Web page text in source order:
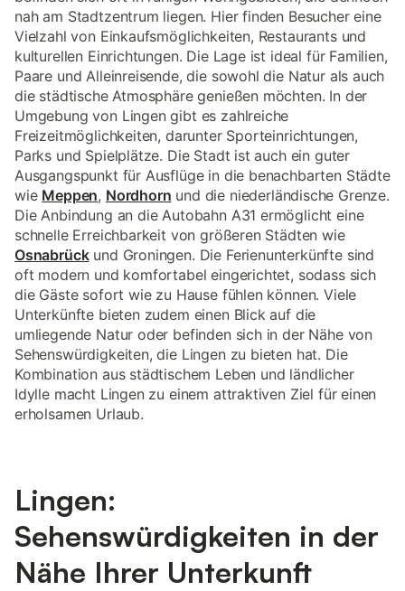
nah am Stadtzentrum liegen. Hier finden Besucher eine
Vielzahl von Einkaufsmöglichkeiten, Restaurants und
kulturellen Einrichtungen. Die Lage ist ideal für Familien,
Paare und Alleinreisende, die sowohl die Natur als auch
die städtische Atmosphäre genießen möchten. In der
Umgebung von Lingen gibt es zahlreiche
Freizeitmöglichkeiten, darunter Sporteinrichtungen,
Parks und Spielplätze. Die Stadt ist auch ein guter
Ausgangspunkt für Ausflüge in die benachbarten Städte
wie Meppen, Nordhorn und die niederländische Grenze.
Die Anbindung an die Autobahn A31 ermöglicht eine
schnelle Erreichbarkeit von größeren Städten wie
Osnabrückund Groningen. Die Ferienunterkünfte sind
oft modern und komfortabel eingerichtet, sodass sich
die Gäste sofort wie zu Hause fühlen können. Viele
Unterkünfte bieten zudem einen Blick auf die
umliegende Natur oder befinden sich in der Nähe von
Sehenswürdigkeiten, die Lingen zu bieten hat. Die
Kombination aus städtischem Leben und ländlicher
Idylle macht Lingen zu einem attraktiven Ziel für einen
erholsamen Urlaub.
Lingen:
Sehenswürdigkeiten in der
Nähe Ihrer Unterkunft